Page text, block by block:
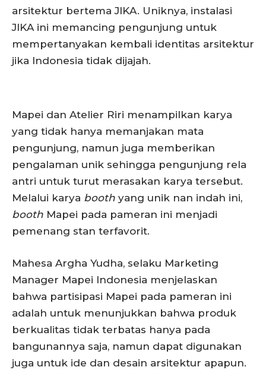
arsitektur bertema JIKA. Uniknya, instalasi
JIKA ini memancing pengunjung untuk
mempertanyakan kembali identitas arsitektur
jika Indonesia tidak dijajah.
Mapei dan Atelier Riri menampilkan karya
yang tidak hanya memanjakan mata
pengunjung, namun juga memberikan
pengalaman unik sehingga pengunjung rela
antri untuk turut merasakan karya tersebut.
Melalui karya booth yang unik nan indah ini,
booth Mapei pada pameran ini menjadi
pemenang stan terfavorit.
Mahesa Argha Yudha, selaku Marketing
Manager Mapei Indonesia menjelaskan
bahwa partisipasi Mapei pada pameran ini
adalah untuk menunjukkan bahwa produk
berkualitas tidak terbatas hanya pada
bangunannya saja, namun dapat digunakan
juga untuk ide dan desain arsitektur apapun.